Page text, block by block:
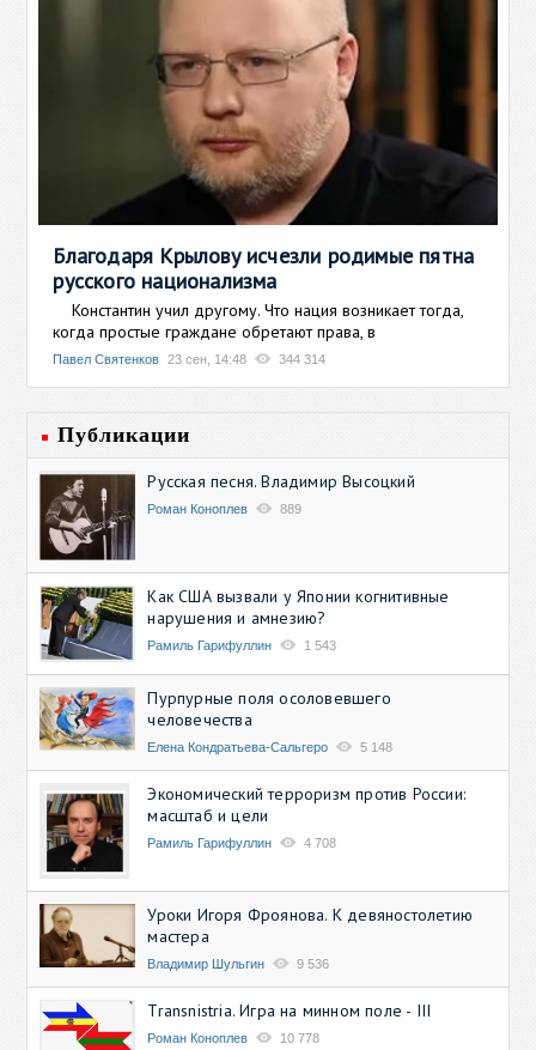
Благодаря Крылову исчезли родимые пятна
русского национализма
Константин учил другому. Что нация возникает тогда,
когда простые граждане обретают права, в
Павел Святенков 23 сен, 14:48 344 314
Публикации
Русская песня. Владимир Высоцкий
Роман Коноплев 889
Как США вызвали у Японии когнитивные
нарушения и амнезию?
Рамиль Гарифуллин 1 543
Пурпурные поля осоловевшего
человечества
Елена Кондратьева-Сальгеро 5 148
Экономический терроризм против России:
масштаб и цели
Рамиль Гарифуллин 4 708
Уроки Игоря Фроянова. К девяностолетию
мастера
Владимир Шульгин 9 536
Transnistria. Игра на минном поле - III
Роман Коноплев 10 778